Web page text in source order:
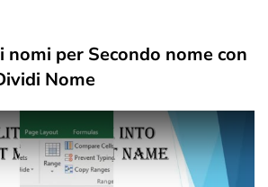
nomi per Secondo nome con
Nome